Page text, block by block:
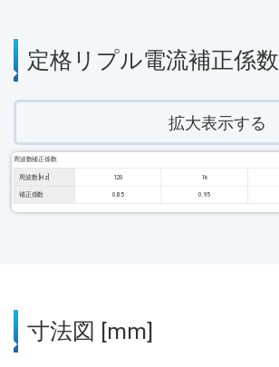
定格リプル電流補正係数
拡大表示する
周波数補正係数
周波数 [Hz] 120 1k
補正係数 0.85 0.95
寸法図 [mm]